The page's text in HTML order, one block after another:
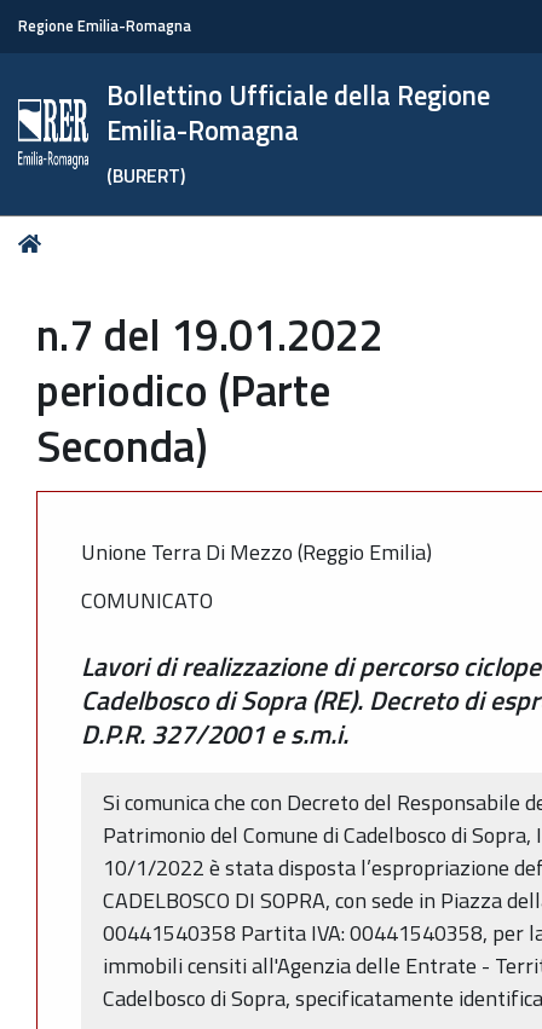
Regione Emilia-Romagna
Bollettino Ufficiale della Regione
Emilia-Romagna
(BURERT)
Tu
n.7 del 19.01.2022
periodico (Parte
Seconda)
Unione Terra Di Mezzo (Reggio Emilia)
COMUNICATO
Lavori di realizzazione di percorso
Cadelbosco di Sopra (RE). Decreto di
D.P.R. 327/2001 e s.m.i.
Si comunica che con Decreto del Responsabile
Patrimonio del Comune di Cadelbosco di
10/1/2022 è stata disposta l’espropriazione
CADELBOSCO DI SOPRA, con sede in Piazza
00441540358 Partita IVA: 00441540358, per
immobili censiti all'Agenzia delle Entrate -
Cadelbosco di Sopra, specificatamente